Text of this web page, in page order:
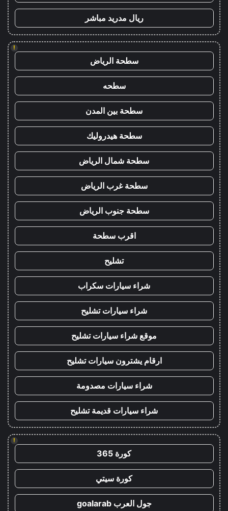
ريال مدريد مباشر
!
سطحة الرياض
سطحه
سطحة بين المدن
سطحة هيدروليك
سطحة شمال الرياض
سطحة غرب الرياض
سطحة جنوب الرياض
اقرب سطحة
تشليح
شراء سيارات سكراب
شراء سيارات تشليح
موقع شراء سيارات تشليح
ارقام يشترون سيارات تشليح
شراء سيارات مصدومة
شراء سيارات قديمة تشليح
!
كورة 365
كورة سيتي
جول العرب goalarab